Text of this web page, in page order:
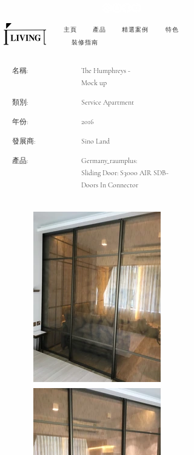
主頁 產品 精選案例
特色
裝修指南
名稱:
The Humphreys -
Mock up
類別: Service Apartment
年份: 2016
發展商: Sino Land
產品:
Germany_raumplus:
Sliding Door: S3000 AIR SDB-
Doors In Connector